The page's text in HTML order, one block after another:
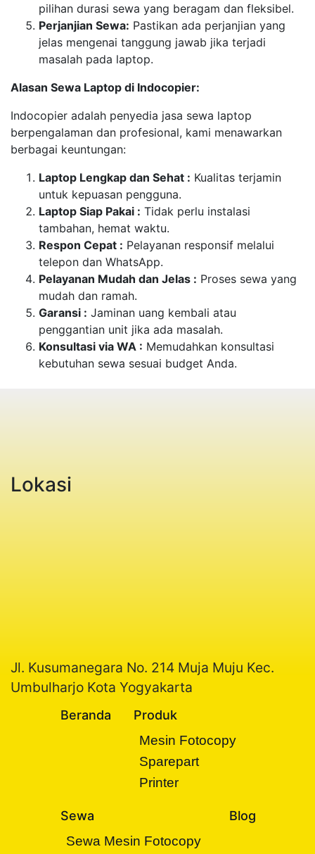
pilihan durasi sewa yang beragam dan fleksibel.
Perjanjian Sewa: Pastikan ada perjanjian yang
jelas mengenai tanggung jawab jika terjadi
masalah pada laptop.
Alasan Sewa Laptop di Indocopier:
Indocopier adalah penyedia jasa sewa laptop
berpengalaman dan profesional, kami menawarkan
berbagai keuntungan:
Laptop Lengkap dan Sehat : Kualitas terjamin
untuk kepuasan pengguna.
Laptop Siap Pakai : Tidak perlu instalasi
tambahan, hemat waktu.
Respon Cepat : Pelayanan responsif melalui
telepon dan WhatsApp.
Pelayanan Mudah dan Jelas : Proses sewa yang
mudah dan ramah.
Garansi : Jaminan uang kembali atau
penggantian unit jika ada masalah.
Konsultasi via WA : Memudahkan konsultasi
kebutuhan sewa sesuai budget Anda.
Lokasi
Jl. Kusumanegara No. 214 Muja Muju Kec.
Umbulharjo Kota Yogyakarta
Beranda
Produk
Mesin Fotocopy
Sparepart
Printer
Sewa
Sewa Mesin Fotocopy
Blog